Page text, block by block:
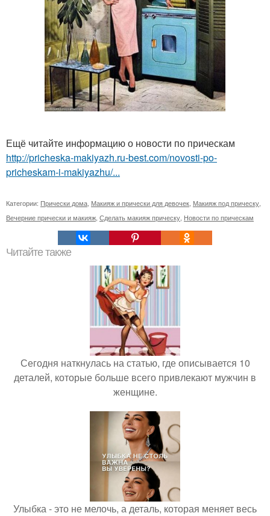
Ещё читайте информацию о новости по прическам
http://pricheska-makiyazh.ru-best.com/novosti-po-
pricheskam-i-makiyazhu/...
Категории: Прически дома Макияж и прически для девочек Макияж под прическу
Вечерние прически и макияж Сделать макияж прическу Новости по прическам
Читайте также
Сегодня наткнулась на статью, где описывается 10
деталей, которые больше всего привлекают мужчин в
женщине.
Улыбка - это не мелочь, а деталь, которая меняет весь